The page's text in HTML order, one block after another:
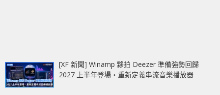
[XF 新聞] Winamp 夥拍 Deezer 準備強勢回歸
2027 上半年登場‧重新定義串流音樂播放器